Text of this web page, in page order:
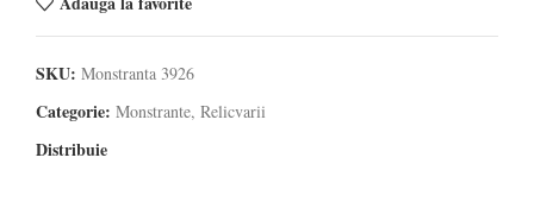
SKU: Monstranta 3926
Categorie: Monstrante, Relicvarii
Distribuie